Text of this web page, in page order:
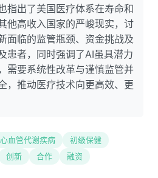
指出了美国医疗体系在寿命和
他高收入国家的严峻现实，讨
面临的监管瓶颈、资金挑战及
患者，同时强调了AI虽具潜力
需要系统性改革与谨慎监管并
，推动医疗技术向更高效、更
心血管代谢疾病
初级保健
创新 合作 融资